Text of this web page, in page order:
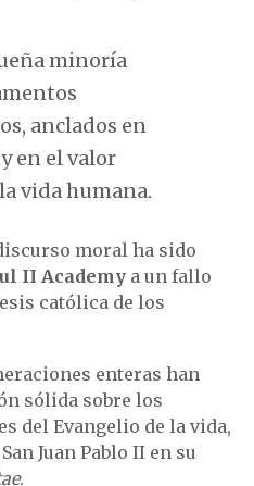
minoría
anclados en
en el valor
vida humana.
moral ha sido
II Academy a un fallo
católica de los
enteras han
sólida sobre los
del Evangelio de la vida,
Juan Pablo II en su
.